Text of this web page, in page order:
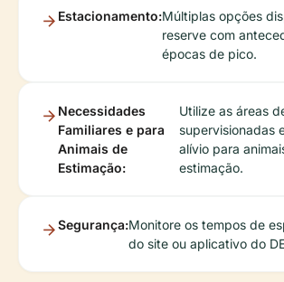
Estacionamento:Múltiplas opções
reserve com
épocas de pico.
Necessidades
Familiares e para
Animais de
Estimação:
Utilize as áreas
supervisionadas
alívio para
estimação.
Segurança:Monitore os tempos de
do site ou aplicativo do